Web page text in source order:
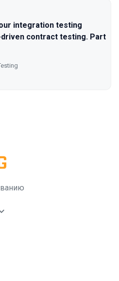
integration testing
contract testing. Part